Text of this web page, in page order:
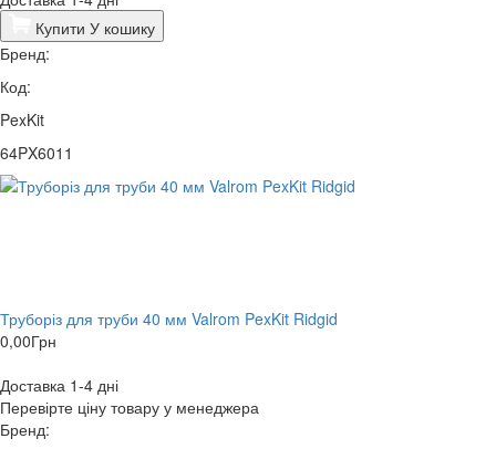
Купити У кошику
Бренд:
Код:
PexKit
64PX6011
Труборіз для труби 40 мм Valrom PexKit Ridgid
0,00Грн
Доставка 1-4 дні
Перевірте ціну товару у менеджера
Бренд: